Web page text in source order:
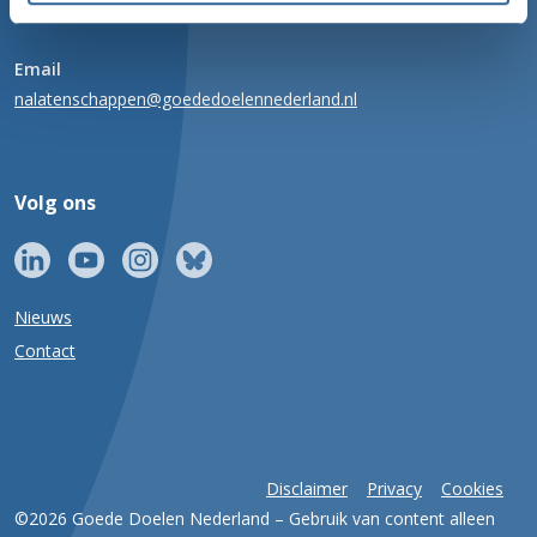
020 716 49 00
Email
nalatenschappen@goededoelennederland.nl
Volg ons
Nieuws
Contact
Disclaimer Privacy
Cookies
©2026 Goede Doelen Nederland – Gebruik van content alleen